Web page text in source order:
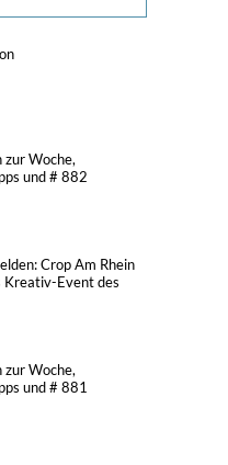
zur Woche,
und # 882
Crop Am Rhein
Kreativ-Event des
zur Woche,
und # 881